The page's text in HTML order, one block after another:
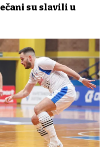
su slavili u